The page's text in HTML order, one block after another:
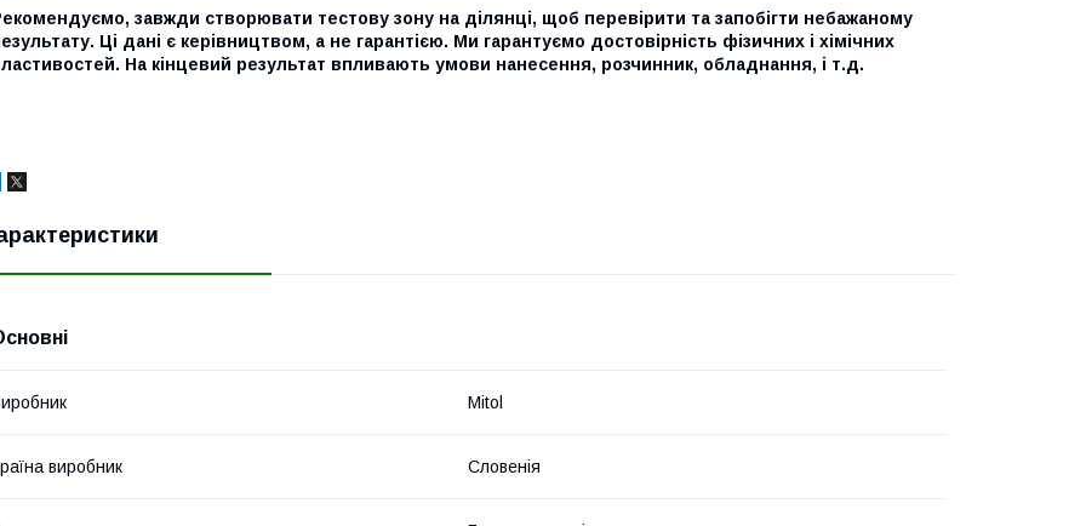
завжди створювати тестову зону на ділянці, щоб перевірити та запобігти небажаному
Ці дані є керівництвом, а не гарантією. Ми гарантуємо достовірність фізичних і хімічних
На кінцевий результат впливають умови нанесення, розчинник, обладнання, і т.д.
Mitol
виробник Словенія